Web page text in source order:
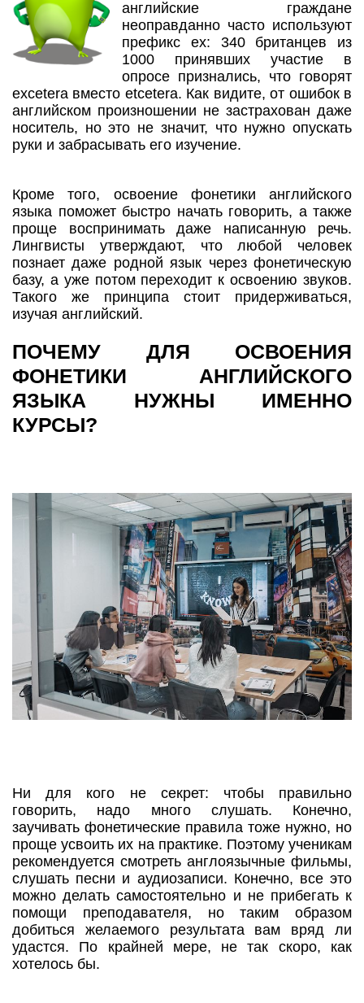
английские граждане
неоправданно часто используют
префикс ex: 340 британцев из
1000 принявших участие в
опросе признались, что говорят
excetera вместо etcetera. Как видите, от ошибок в
английском произношении не застрахован даже
носитель, но это не значит, что нужно опускать
руки и забрасывать его изучение.
Кроме того, освоение фонетики английского
языка поможет быстро начать говорить, а также
проще воспринимать даже написанную речь.
Лингвисты утверждают, что любой человек
познает даже родной язык через фонетическую
базу, а уже потом переходит к освоению звуков.
Такого же принципа стоит придерживаться,
изучая английский.
ПОЧЕМУ ДЛЯ ОСВОЕНИЯ
ФОНЕТИКИ АНГЛИЙСКОГО
ЯЗЫКА НУЖНЫ ИМЕННО
КУРСЫ?
Ни для кого не секрет: чтобы правильно
говорить, надо много слушать. Конечно,
заучивать фонетические правила тоже нужно, но
проще усвоить их на практике. Поэтому ученикам
рекомендуется смотреть англоязычные фильмы,
слушать песни и аудиозаписи. Конечно, все это
можно делать самостоятельно и не прибегать к
помощи преподавателя, но таким образом
добиться желаемого результата вам вряд ли
удастся. По крайней мере, не так скоро, как
хотелось бы.